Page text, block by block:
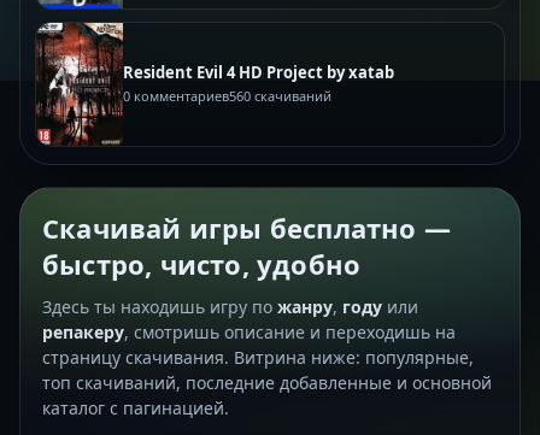
Resident Evil 4 HD Project by xatab
0 комментариев560 скачиваний
Скачивай игры бесплатно —
быстро, чисто, удобно
Здесь ты находишь игру по жанру, году или
репакеру, смотришь описание и переходишь на
страницу скачивания. Витрина ниже: популярные,
топ скачиваний, последние добавленные и основной
каталог с пагинацией.